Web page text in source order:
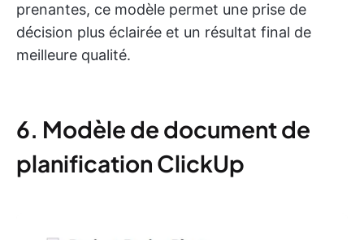
prenantes, ce modèle permet une prise de
décision plus éclairée et un résultat final de
meilleure qualité.
6. Modèle de document de
planification ClickUp